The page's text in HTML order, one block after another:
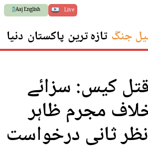
Live
Aaj English
جنگ تازہ ترین پاکستان دنیا
کیس: سزائے
مجرم ظاہر
ثانی درخواست